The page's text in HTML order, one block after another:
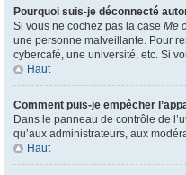
Pourquoi suis-je déconnecté
Si vous ne cochez pas la case Me
une personne malveillante. Pour
cybercafé, une université, etc. Si
Haut
Comment puis-je empêcher
Dans le panneau de contrôle de
qu’aux administrateurs, aux
Haut